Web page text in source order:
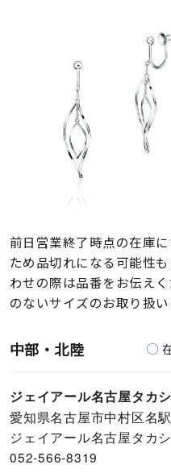
在庫あ
前日営業終了時点の在庫
ため品切れになる可能性
わせの際は品番をお伝え
のないサイズのお取り扱い
○
中部・北陸
ジェイアール名古屋タカ
愛知県名古屋市中村区名
ジェイアール名古屋タカ
052-566-8319